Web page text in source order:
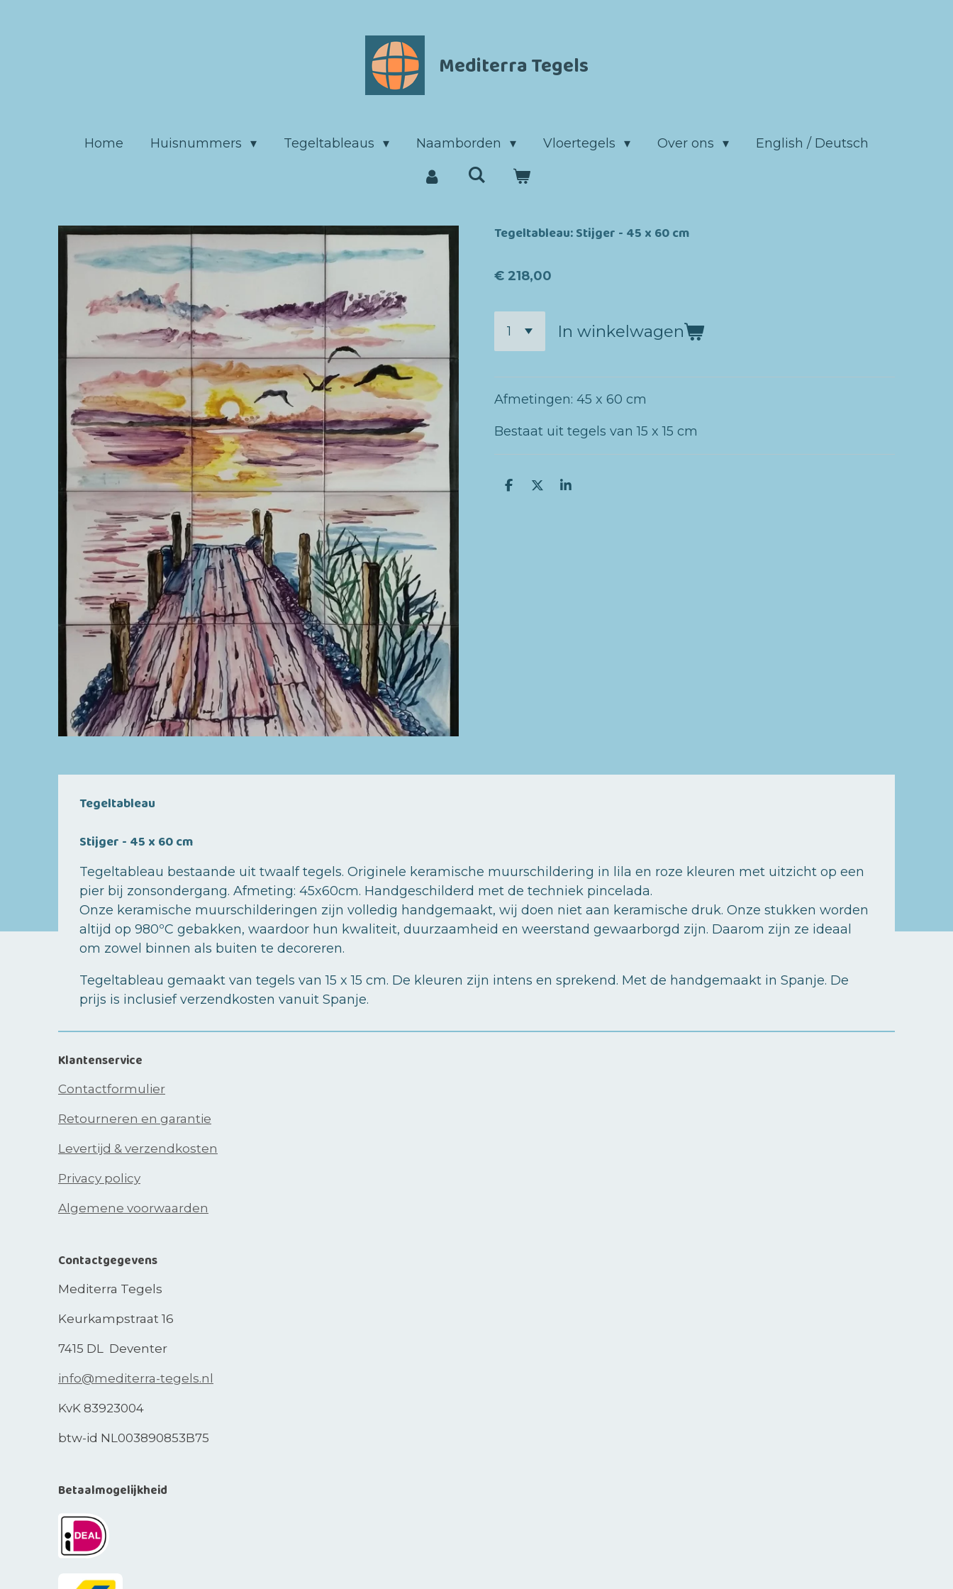
Mediterra Tegels
Home Huisnummers Tegeltableaus Naamborden Vloertegels Over ons English / Deutsch
Tegeltableau: Stijger - 45 x 60 cm
€ 218,00
In winkelwagen
Afmetingen: 45 x 60 cm
Bestaat uit tegels van 15 x 15 cm
D
D
S
Tegeltableau
Stijger - 45 x 60 cm
Tegeltableau bestaande uit twaalf tegels. Originele keramische muurschildering in lila en roze kleuren met uitzicht op een
pier bij zonsondergang. Afmeting: 45x60cm. Handgeschilderd met de techniek pincelada.
Onze keramische muurschilderingen zijn volledig handgemaakt, wij doen niet aan keramische druk. Onze stukken worden
altijd op 980ºC gebakken, waardoor hun kwaliteit, duurzaamheid en weerstand gewaarborgd zijn. Daarom zijn ze ideaal
om zowel binnen als buiten te decoreren.
Tegeltableau gemaakt van tegels van 15 x 15 cm. De kleuren zijn intens en sprekend. Met de handgemaakt in Spanje. De
prijs is inclusief verzendkosten vanuit Spanje.
Klantenservice
Contactformulier
Retourneren en garantie
Levertijd & verzendkosten
Privacy policy
Algemene voorwaarden
Contactgegevens
Mediterra Tegels
Keurkampstraat 16
7415 DL Deventer
info@mediterra-tegels.nl
KvK 83923004
btw-id NL003890853B75
Betaalmogelijkheid